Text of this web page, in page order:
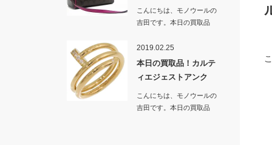
ッグ＆ショ…
こんにちは、モノウールの
吉田です。本日の買取品
2019.02.25
本日の買取品！カルテ
ィエジェストアンク
ル ブランド…
こんにちは、モノウールの
吉田です。本日の買取品